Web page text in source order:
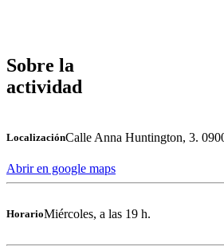
Sobre la
actividad
LocalizaciónCalle Anna Huntington, 3.
Abrir en google maps
HorarioMiércoles, a las 19 h.